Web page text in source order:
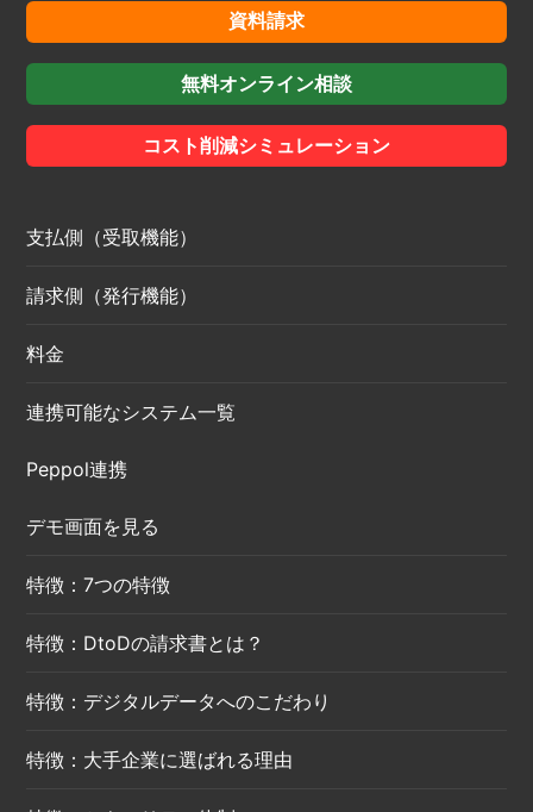
資料請求
無料オンライン相談
コスト削減シミュレーション
支払側（受取機能）
請求側（発行機能）
料金
連携可能なシステム一覧
Peppol連携
デモ画面を見る
特徴：7つの特徴
特徴：DtoDの請求書とは？
特徴：デジタルデータへのこだわり
特徴：大手企業に選ばれる理由